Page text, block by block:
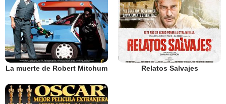
La muerte de Robert Mitchum Relatos Salvajes